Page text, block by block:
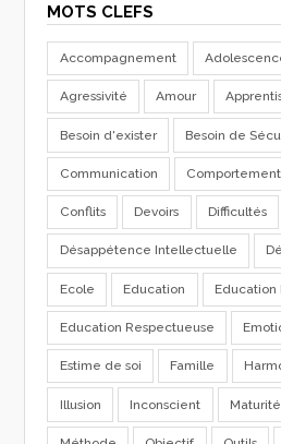
MOTS CLEFS
Accompagnement
Agressivité Amour
Besoin d'exister Besoin de
Communication
Conflits Devoirs Difficultés
Désappétence Intellectuelle
Ecole Education Education
Education Respectueuse
Estime de soi Famille
Illusion Inconscient Maturité